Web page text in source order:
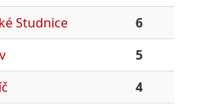
Studnice
6
5
4